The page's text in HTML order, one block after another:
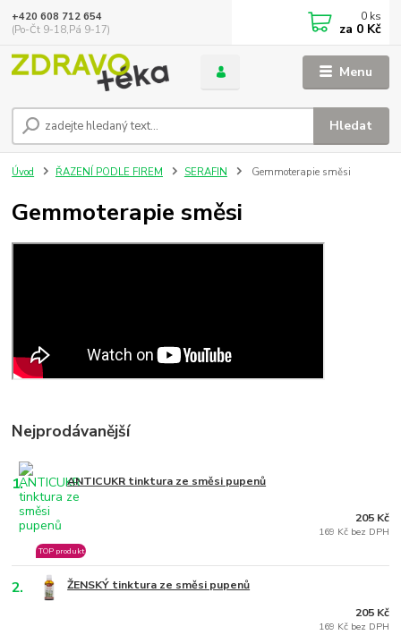
Menu
Hledat
+420 608 712 654
(Po-Čt 9-18,Pá 9-17)
0 ks
za 0 Kč
Úvod ŘAZENÍ PODLE FIREM SERAFIN Gemmoterapie směsi
Gemmoterapie směsi
Nejprodávanější
1. ANTICUKR tinktura ze směsi pupenů
TOP produkt
205 Kč
169 Kč bez DPH
2. ŽENSKÝ tinktura ze směsi pupenů
205 Kč
169 Kč bez DPH